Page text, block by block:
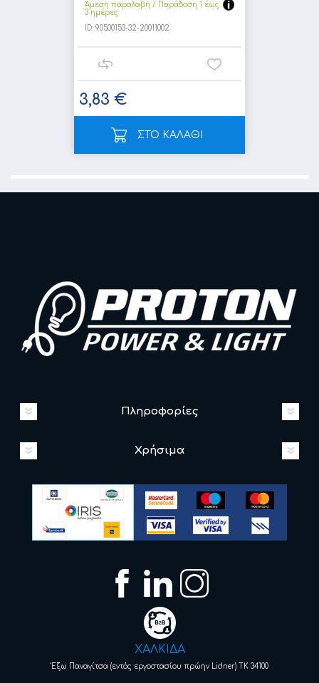
Άμεση παραλαβή / Παράδoση 1 έως
3 ημέρες
ID: 90500153-32-20011002
3,83 €
ΣΤΟ ΚΑΛΑΘΙ
Πληροφορίες
Χρήσιμα
ΧΑΛΚΙΔΑ
Έξω Παναγίτσα (εντός εργοστασίου πρώην Lidner) ΤΚ 34100